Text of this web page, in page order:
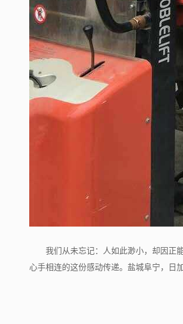
我们从未忘记：人如此渺小，却因正
心手相连的这份感动传递。盐城阜宁，日